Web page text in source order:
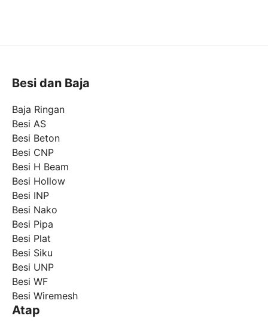
Besi dan Baja
Baja Ringan
Besi AS
Besi Beton
Besi CNP
Besi H Beam
Besi Hollow
Besi INP
Besi Nako
Besi Pipa
Besi Plat
Besi Siku
Besi UNP
Besi WF
Besi Wiremesh
Atap